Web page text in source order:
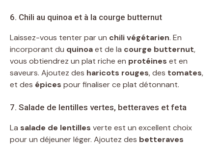
6. Chili au quinoa et à la courge butternut
Laissez-vous tenter par un chili végétarien. En
incorporant du quinoaet de la courge butternut,
vous obtiendrez un plat riche en protéines et en
saveurs. Ajoutez des haricots rouges, des tomates,
et des épices pour finaliser ce plat détonnant.
7. Salade de lentilles vertes, betteraves et feta
La salade de lentilles verte est un excellent choix
pour un déjeuner léger. Ajoutez des betteraves